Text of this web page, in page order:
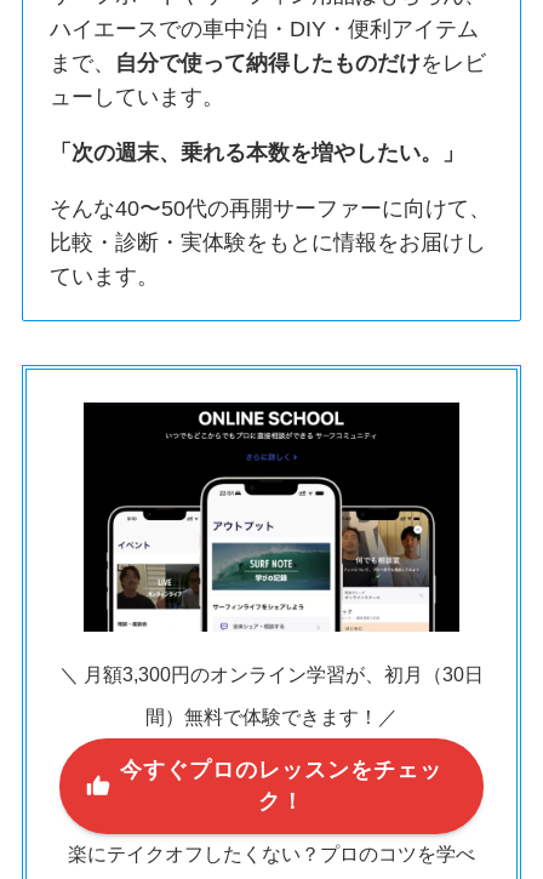
ハイエースでの車中泊・DIY・便利アイテム
まで、 自分で使って納得したものだけをレビ
ューしています。
「次の週末、乗れる本数を増やしたい。」
そんな40〜50代の再開サーファーに向けて、
比較・診断・実体験をもとに情報をお届けし
ています。
＼ 月額3,300円のオンライン学習が、初月（30日
間）無料で体験できます！／
今すぐプロのレッスンをチェッ
ク！
楽にテイクオフしたくない？プロのコツを学べ